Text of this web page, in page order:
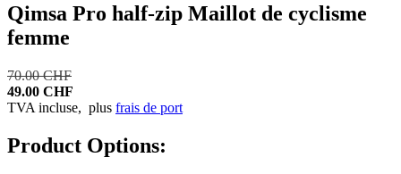
Qimsa Pro half-zip Maillot de cyclisme
femme
70.00 CHF
49.00 CHF
TVA incluse, plus frais de port
Product Options: